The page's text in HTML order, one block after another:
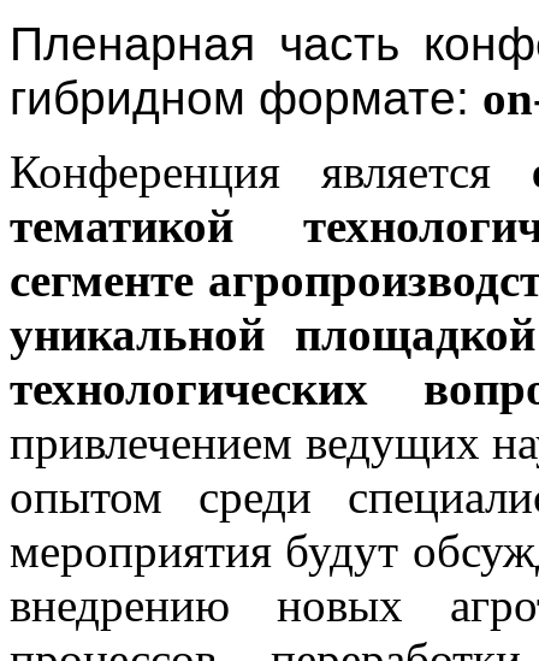
Пленарная часть
гибридном формате:
Конференция является
тематикой
сегменте
уникальной
технологических
привлечением ведущих
опытом среди
мероприятия будут
внедрению новых